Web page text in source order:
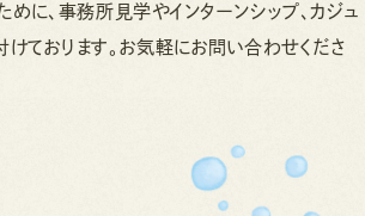
めに、事務所見学やインターンシップ、カジュ
ております。お気軽にお問い合わせくださ